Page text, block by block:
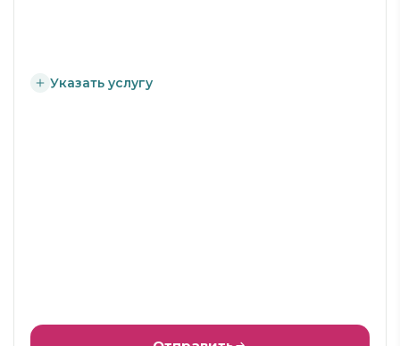
Указать услугу